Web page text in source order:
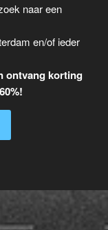
naar een
en/of ieder
ontvang korting